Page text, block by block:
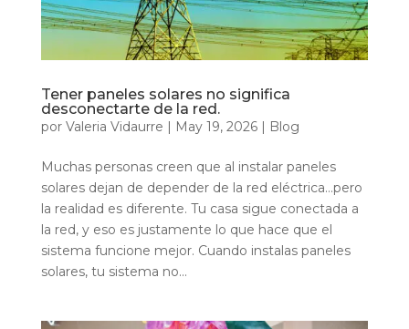
Tener paneles solares no significa
desconectarte de la red.
por Valeria Vidaurre | May 19, 2026| Blog
Muchas personas creen que al instalar paneles
solares dejan de depender de la red eléctrica…pero
la realidad es diferente. Tu casa sigue conectada a
la red, y eso es justamente lo que hace que el
sistema funcione mejor. Cuando instalas paneles
solares, tu sistema no...